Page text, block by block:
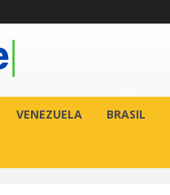
VENEZUELA BRASIL